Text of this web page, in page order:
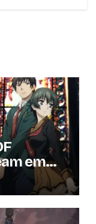
em
da